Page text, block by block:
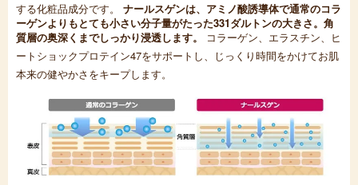
する化粧品成分です。 ナールスゲンは、アミノ酸誘導体で通常のコラ
ーゲンよりもとても小さい分子量がたった331ダルトンの大きさ。角
質層の奥深くまでしっかり浸透します。
コラーゲン、エラスチン、ヒ
ートショックプロテイン47をサポートし、じっくり時間をかけてお肌
本来の健やかさをキープします。